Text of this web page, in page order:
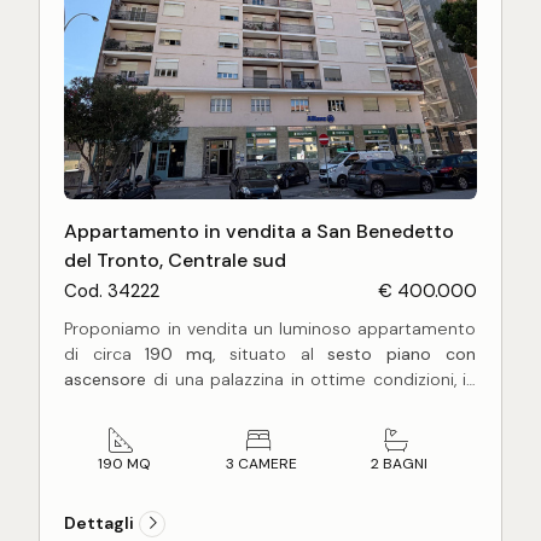
Appartamento in vendita a San Benedetto
del Tronto, Centrale sud
Cod. 34222 € 400.000
Proponiamo in vendita un luminoso appartamento
di circa190 mq, situato alsesto piano con
ascensore di una palazzina in ottime condizioni, in
dal mare.
L'immobile si distingue per gli spazi generosi e la
L'ingresso conduce a un elegante e ampio
soggiorno, particolarmente luminoso grazie alle
190 MQ 3 CAMERE 2 BAGNI
Dettagli